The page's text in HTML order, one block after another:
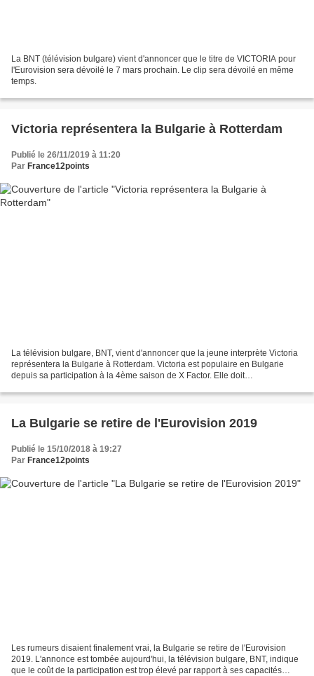
La BNT (télévision bulgare) vient d'annoncer que le titre de VICTORIA pour
l'Eurovision sera dévoilé le 7 mars prochain. Le clip sera dévoilé en même
temps.
Victoria représentera la Bulgarie à Rotterdam
Publié le 26/11/2019 à 11:20
Par France12points
La télévision bulgare, BNT, vient d'annoncer que la jeune interprète Victoria
représentera la Bulgarie à Rotterdam. Victoria est populaire en Bulgarie
depuis sa participation à la 4ème saison de X Factor. Elle doit
La Bulgarie se retire de l'Eurovision 2019
Publié le 15/10/2018 à 19:27
Par France12points
Les rumeurs disaient finalement vrai, la Bulgarie se retire de l'Eurovision
2019. L'annonce est tombée aujourd'hui, la télévision bulgare, BNT, indique
que le coût de la participation est trop élevé par rapport à ses capacités